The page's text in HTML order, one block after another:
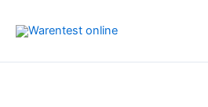
Inhalt